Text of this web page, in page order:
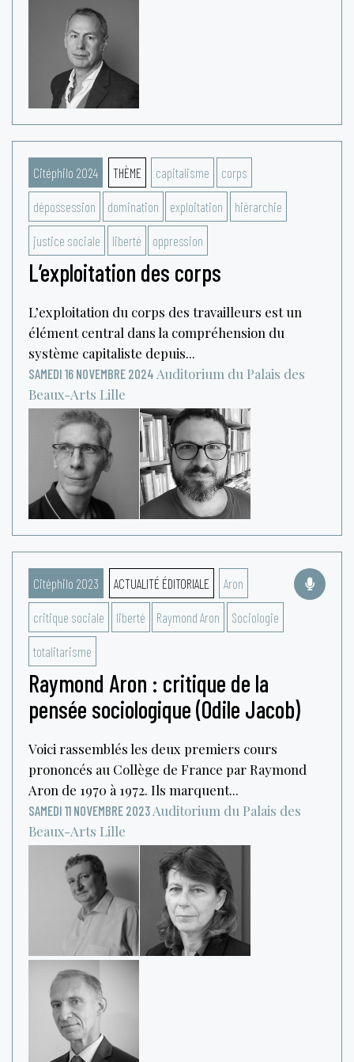
Citéphilo 2024 THÈME capitalisme corps
dépossession domination exploitation hiérarchie
justice sociale liberté oppression
L’exploitation des corps
L’exploitation du corps des travailleurs est un
élément central dans la compréhension du
système capitaliste depuis...
SAMEDI 16 NOVEMBRE 2024 Auditorium du Palais des
Beaux-Arts Lille
Citéphilo 2023 ACTUALITÉ ÉDITORIALE Aron
critique sociale liberté Raymond Aron Sociologie
totalitarisme
Raymond Aron : critique de la
pensée sociologique (Odile Jacob)
Voici rassemblés les deux premiers cours
prononcés au Collège de France par Raymond
Aron de 1970 à 1972. Ils marquent...
SAMEDI 11 NOVEMBRE 2023 Auditorium du Palais des
Beaux-Arts Lille